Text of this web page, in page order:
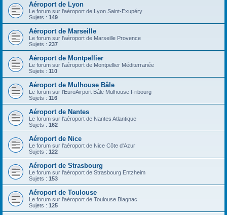
Aéroport de Lyon
Le forum sur l'aéroport de Lyon Saint-Exupéry
Sujets : 149
Aéroport de Marseille
Le forum sur l'aéroport de Marseille Provence
Sujets : 237
Aéroport de Montpellier
Le forum sur l'aéroport de Montpellier Méditerranée
Sujets : 110
Aéroport de Mulhouse Bâle
Le forum sur l'EuroAirport Bâle Mulhouse Fribourg
Sujets : 116
Aéroport de Nantes
Le forum sur l'aéroport de Nantes Atlantique
Sujets : 162
Aéroport de Nice
Le forum sur l'aéroport de Nice Côte d'Azur
Sujets : 122
Aéroport de Strasbourg
Le forum sur l'aéroport de Strasbourg Entzheim
Sujets : 153
Aéroport de Toulouse
Le forum sur l'aéroport de Toulouse Blagnac
Sujets : 125